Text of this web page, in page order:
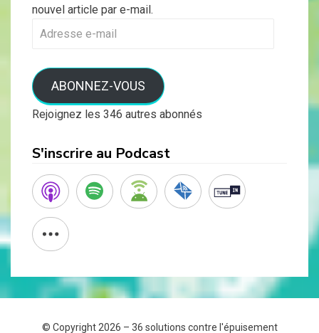
nouvel article par e-mail.
Adresse
ABONNEZ-VOUS
Rejoignez les 346 autres abonnés
S'inscrire au Podcast
© Copyright 2026 – 36 solutions contre l'épuisement